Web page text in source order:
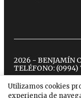
Utilizamos cookies
experiencia de
2026 - BENJAMÍN
TELÉFONO: (0994)